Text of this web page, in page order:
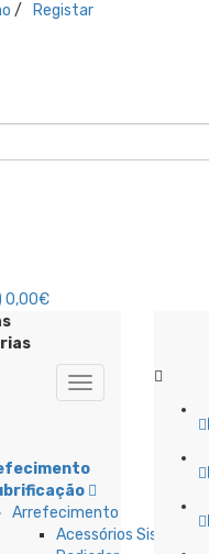
/ Registar
0,00€
Arrefecimento
Acessórios Sistema